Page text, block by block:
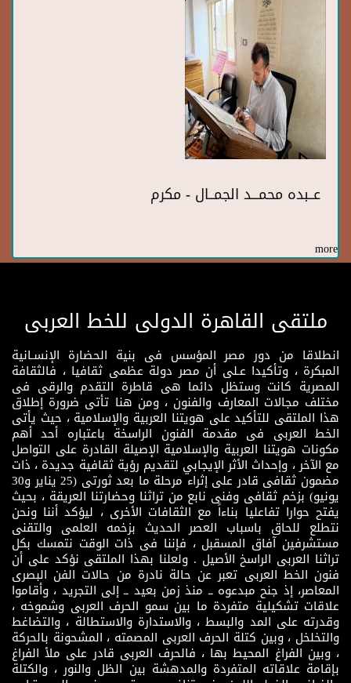
عــبده محمـــد الجمــال - مكرم
more
ملتقى القاهرة الدولى للخط العربى
انطلاقا من دور مصر المؤسس فى بنية الحضارة الإنسـانية
المبكرة ، وتأكيدا عـلى أن مصر دولة عظمى ثقافيا ، فالثقافة
المصرية كانت وستظل دائما هى قاطرة التقدم والرقى فى
مختلف مجالات المعارف والفنون ، ومن هنا تأتى ضرورة إطلاق
هذا الملتقى للتأكيد على هويتنا العربية والإسلامية ، حيث يأتى
الخط العربى فى مقدمة الفنون الراسخة باعتباره أحد أهم
مكونات هويتنا العربية والإسلامية الإصيلة القادرة على التواصل
مع الآخر ، وإحداث الأثر الإيجابي لتقديم رؤية ثقافية جديدة ، ذات
مضمون ثقافى قادر على إثراء مرحلة ما بعد ثورتى (25 يناير و30
يونيو) بزخم ثقافى وفنى نابع من تراثنا وحضارتنا العريقة ، بحيث
يفتح حوارا تفاعليا بناءاً مع الثقافات الأخرى ، ليؤكد أننا ونحن
نتطلع للحاق باسباب العصر الحديث بزخمه العلمى والتقنى
مستشرفين آفاق المسقبل ، فإننا فى ذات الوقت نتمسك بكل
تراثنا العربى الراسخ الأصيل . ولعلنا بهذا الملتقى نؤكد على أن
فنون الخط العربى تعبر عن حالة نادرة من حالات الفن البصرى
المعاصر، إذ جنح مبدعوه ــ منذ زمن بعيد ــ إلى التجريد ، وأقاموا
علاقات تشكيلية متفردة ما بين سمو الحرف العربى وشموخه ،
وقدرته على المد والبسط ، والاستدارة والاستطالة ، والتضاغط
والتخلخل ، وبين كتلة الحرف العربى المصمته ، المشحونة بالحركة
، وبين الفراغ المحيط بها ، فالحرف العربى قادر على ملأ الفراغ
بإقامة علاقاته المتفردة والمدهشة بين الظل والنور ، والكتلة